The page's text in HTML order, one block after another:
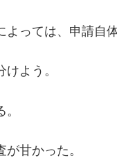
よっては、申請自
よう。
甘かった。